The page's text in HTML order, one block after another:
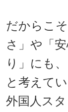
だからこ
さ」や「
り」にも
と考えてい
外国人ス